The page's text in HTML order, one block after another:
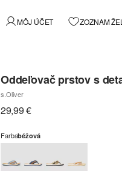
MÔJ ÚČET ZOZNAM
Oddeľovač prstov s
s.Oliver
29,99 €
Farbabéžová